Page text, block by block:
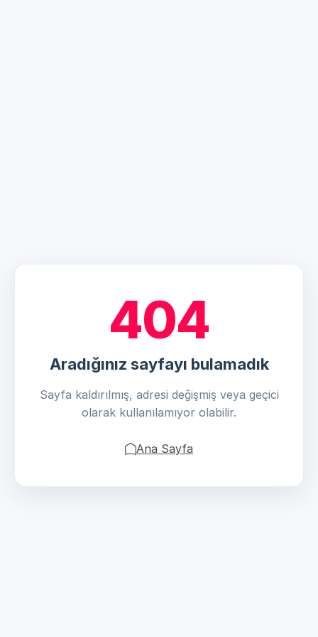
404
Aradığınız sayfayı bulamadık
Sayfa kaldırılmış, adresi değişmiş veya geçici
olarak kullanılamıyor olabilir.
Ana Sayfa